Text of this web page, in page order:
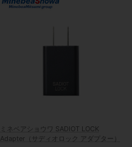
ミネベアショウワ SADIOT LOCK
Adapter（サディオロック アダプター）